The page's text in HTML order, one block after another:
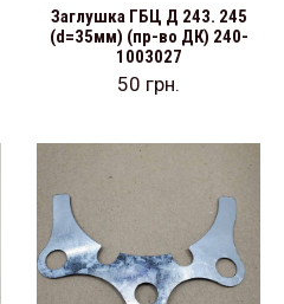
Заглушка ГБЦ Д 243. 245
(d=35мм) (пр-во ДК) 240-
1003027
50 грн.